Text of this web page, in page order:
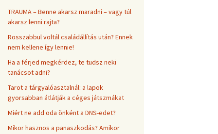
TRAUMA – Benne akarsz maradni – vagy túl
akarsz lenni rajta?
Rosszabbul voltál családállítás után? Ennek
nem kellene így lennie!
Ha a férjed megkérdez, te tudsz neki
tanácsot adni?
Tarot a tárgyalóasztalnál: a lapok
gyorsabban átlátják a céges játszmákat
Miért ne add oda önként a DNS-edet?
Mikor hasznos a panaszkodás? Amikor